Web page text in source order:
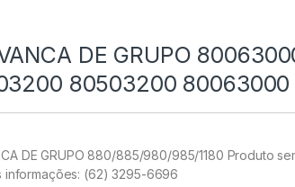
DE GRUPO
80503200 80063000
DE GRUPO 880/885/980/985/1180 Produto
informações: (62) 3295-6696